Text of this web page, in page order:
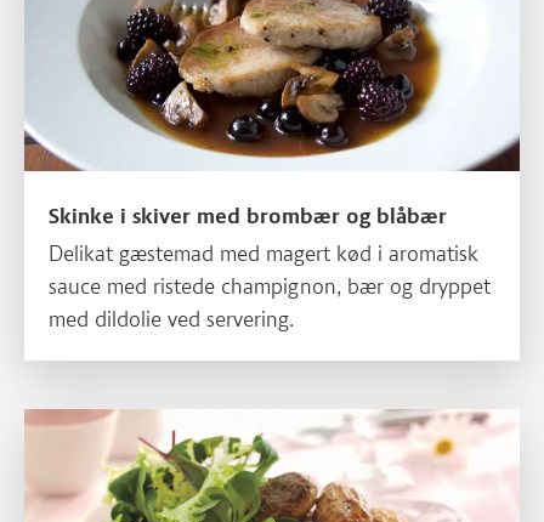
Skinke i skiver med brombær og blåbær
Delikat gæstemad med magert kød i aromatisk
sauce med ristede champignon, bær og dryppet
med dildolie ved servering.
Skinke Flanksteak på grill med krydderrabarber